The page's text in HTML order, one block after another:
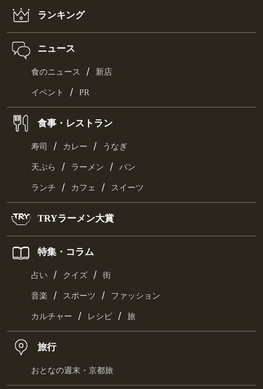
ランキング
ニュース
食のニュース / 新店
イベント / PR
食事・レストラン
寿司 / カレー / うなぎ
天ぷら / ラーメン / パン
ランチ / カフェ / スイーツ
TRYラーメン大賞
特集・コラム
占い / クイズ / 街
音楽 / スポーツ / ファッション
カルチャー / レシピ / 旅
旅行
おとなの週末・京都旅